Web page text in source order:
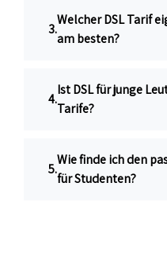
Welcher DSL Tarif
am besten?
Ist DSL für junge
Tarife?
Wie finde ich den
für Studenten?